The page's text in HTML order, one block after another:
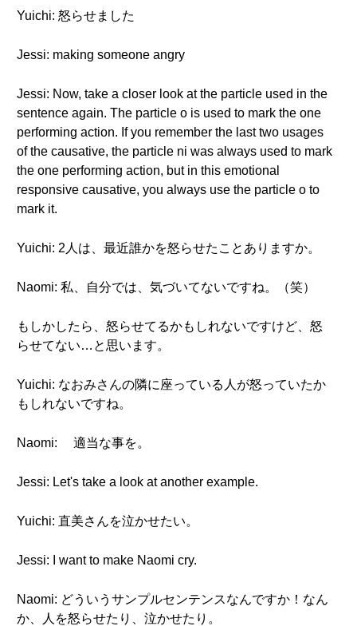
Yuichi: 怒らせました
Jessi: making someone angry
Jessi: Now, take a closer look at the particle used in the
sentence again. The particle o is used to mark the one
performing action. If you remember the last two usages
of the causative, the particle ni was always used to mark
the one performing action, but in this emotional
responsive causative, you always use the particle o to
mark it.
Yuichi: 2人は、最近誰かを怒らせたことありますか。
Naomi: 私、自分では、気づいてないですね。（笑）
もしかしたら、怒らせてるかもしれないですけど、怒
らせてない…と思います。
Yuichi: なおみさんの隣に座っている人が怒っていたか
もしれないですね。
Naomi: 適当な事を。
Jessi: Let's take a look at another example.
Yuichi: 直美さんを泣かせたい。
Jessi: I want to make Naomi cry.
Naomi: どういうサンプルセンテンスなんですか！なん
か、人を怒らせたり、泣かせたり。